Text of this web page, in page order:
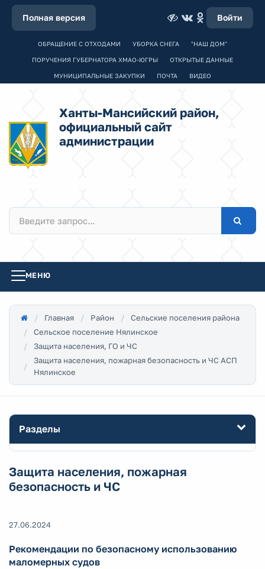
Полная версия Войти
ОБРАЩЕНИЕ С ОТХОДАМИ УБОРКА СНЕГА "НАШ ДОМ"
ПОРУЧЕНИЯ ГУБЕРНАТОРА ХМАО-ЮГРЫ ОТКРЫТЫЕ ДАННЫЕ
МУНИЦИПАЛЬНЫЕ ЗАКУПКИ ПОЧТА ВИДЕО
Ханты-Мансийский район,
официальный сайт
администрации
МЕНЮ
Главная Район
Сельские поселения района
Сельское поселение Нялинское
Защита населения, ГО и ЧС
Защита населения, пожарная безопасность и ЧС АСП
Нялинское
Разделы
Защита населения, пожарная
безопасность и ЧС
27.06.2024
Рекомендации по безопасному использованию
маломерных судов